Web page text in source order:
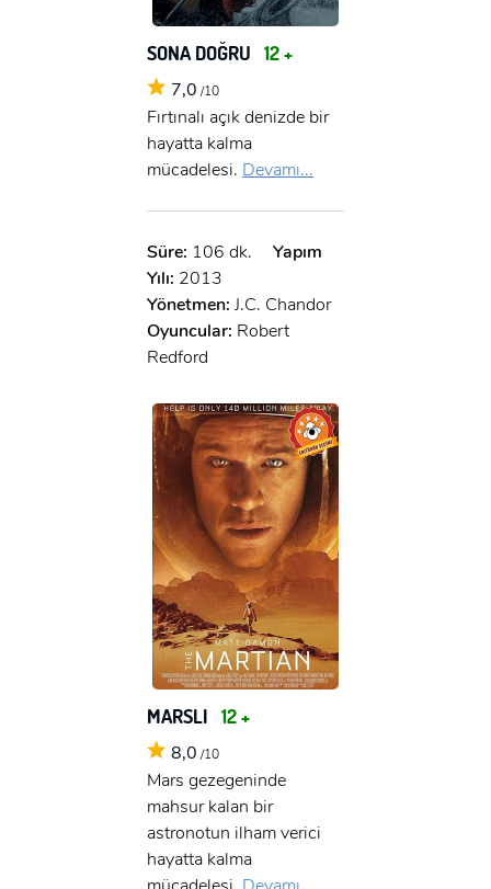
SONA DOĞRU 12 +
7,0 /10
Fırtınalı açık denizde bir
hayatta kalma
mücadelesi. Devamı...
Süre: 106 dk.
Yapım
Yılı: 2013
Yönetmen: J.C. Chandor
Oyuncular: Robert
Redford
MARSLI 12 +
8,0 /10
Mars gezegeninde
mahsur kalan bir
astronotun ilham verici
hayatta kalma